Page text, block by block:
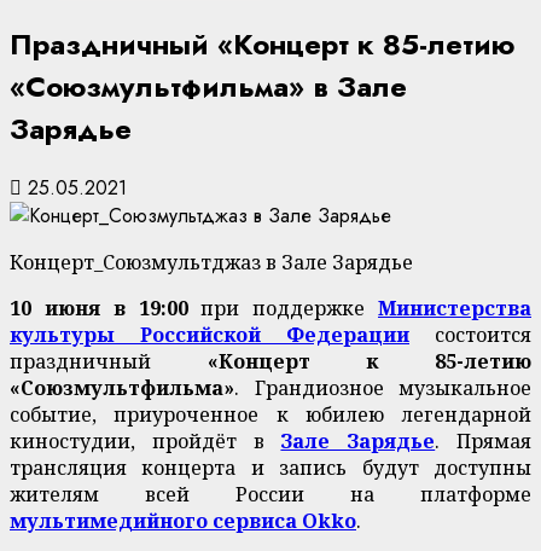
Праздничный «Концерт к 85-летию
«Союзмультфильма» в Зале
Зарядье
25.05.2021
Концерт_Союзмультджаз в Зале Зарядье
10 июня в 19:00при поддержке Министерства
культуры Российской Федерации состоится
праздничный «Концерт к 85-летию
«Союзмультфильма». Грандиозное музыкальное
событие, приуроченное к юбилею легендарной
киностудии, пройдёт в Зале Зарядье. Прямая
трансляция концерта и запись будут доступны
жителям всей России на платформе
мультимедийного сервиса Okko.